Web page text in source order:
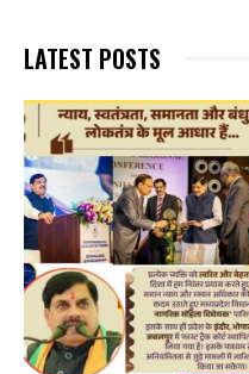
LATEST POSTS